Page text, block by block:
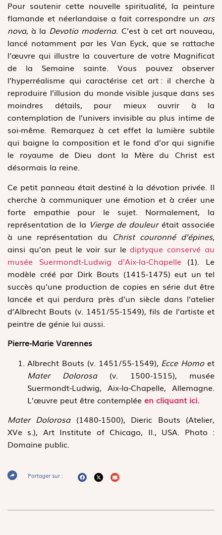
Pour soutenir cette nouvelle spiritualité, la peinture
flamande et néerlandaise a fait correspondre un ars
nova, à la Devotio moderna. C’est à cet art nouveau,
lancé notamment par les Van Eyck, que se rattache
l’œuvre qui illustre la couverture de votre Magnificat
de la Semaine sainte. Vous pouvez observer
l’hyperréalisme qui caractérise cet art : il cherche à
reproduire l’illusion du monde visible jusque dans ses
moindres détails, pour mieux ouvrir à la
contemplation de l’univers invisible au plus intime de
soi-même. Remarquez à cet effet la lumière subtile
qui baigne la composition et le fond d’or qui signifie
le royaume de Dieu dont la Mère du Christ est
désormais la reine.
Ce petit panneau était destiné à la dévotion privée. Il
cherche à communiquer une émotion et à créer une
forte empathie pour le sujet. Normalement, la
représentation de la Vierge de douleurétait associée
à une représentation du Christ couronné d’épines,
ainsi qu’on peut le voir sur lediptyque conservé au
musée Suermondt-Ludwig d’Aix-la-Chapelle(1). Le
modèle créé par Dirk Bouts (1415-1475) eut un tel
succès qu’une production de copies en série dut être
lancée et qui perdura près d’un siècle dans l’atelier
d’Albrecht Bouts (v. 1451/55-1549), fils de l’artiste et
peintre de génie lui aussi.
Pierre-Marie Varennes
Albrecht Bouts (v. 1451/55-1549), Ecce Homoet
Mater Dolorosa(v. 1500-1515), musée
Suermondt-Ludwig, Aix-la-Chapelle, Allemagne.
L’œuvre peut être contemplée en cliquant ici.
Mater Dolorosa (1480-1500), Dieric Bouts (Atelier,
XVe s.), Art Institute of Chicago, Il., USA. Photo :
Domaine public.
Partager sur :